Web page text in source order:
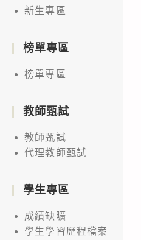
新生專區
榜單專區
榜單專區
教師甄試
教師甄試
代理教師甄試
學生專區
成績缺曠
學生學習歷程檔案